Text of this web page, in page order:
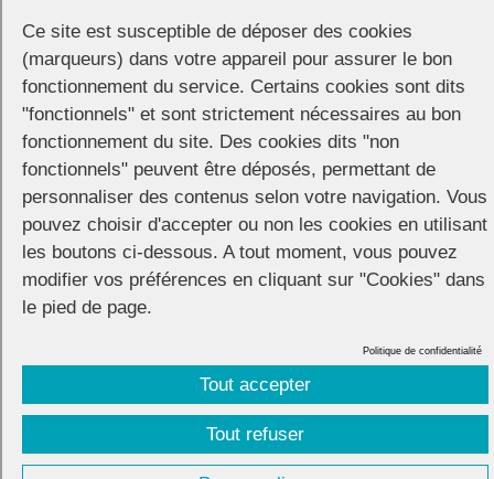
Durant leur apéro sexo, de quoi peuvent bien parler Solomon, Nicolas
et Pierre ? Découvre la vidéo !
https://youtu.be/NiwagHs0Ou8
Partager
CONNECTION© 2026 | Mentions légales |Cookies|
Réalisation :Unscuzzy| Conception :Visuelab|
Ce site est susceptible de déposer des cookies
(marqueurs) dans votre appareil pour assurer le bon
fonctionnement du service. Certains cookies sont dits
"fonctionnels" et sont strictement nécessaires au bon
fonctionnement du site. Des cookies dits "non
fonctionnels" peuvent être déposés, permettant de
personnaliser des contenus selon votre navigation. Vous
pouvez choisir d'accepter ou non les cookies en utilisant
les boutons ci-dessous. A tout moment, vous pouvez
modifier vos préférences en cliquant sur "Cookies" dans
le pied de page.
Tout accepter
Tout refuser
Politique de confidentialité